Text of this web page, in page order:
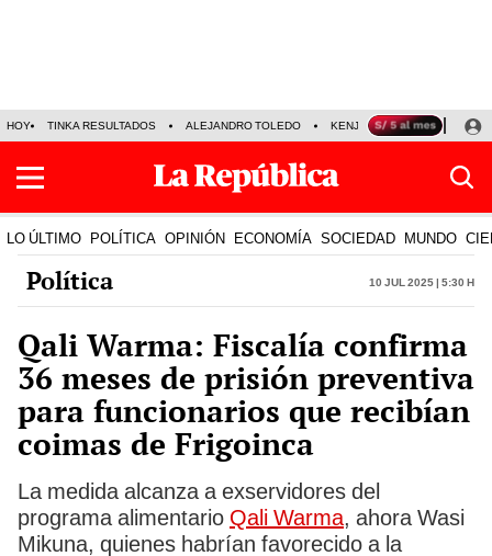
HOY TINKA RESULTADOS ALEJANDRO TOLEDO KENJI FUJIMORI
LO ÚLTIMO POLÍTICA OPINIÓN ECONOMÍA SOCIEDAD MUNDO
Política 10 Jul 2025 | 5:30 h
Qali Warma: Fiscalía confirma
36 meses de prisión preventiva
para funcionarios que recibían
coimas de Frigoinca
La medida alcanza a exservidores del
programa alimentario Qali Warma, ahora Wasi
Mikuna, quienes habrían favorecido a la